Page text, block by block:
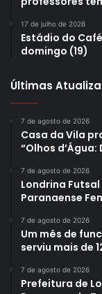
17 de julho de 2026
Estádio do
domingo (19)
Últimas
7 de agosto de 2026
Casa da Vila
“Olhos
7 de agosto de 2026
Londrina
Paranaense
7 de agosto de 2026
Um mês de
serviu mais de
7 de agosto de 2026
Prefeitura de